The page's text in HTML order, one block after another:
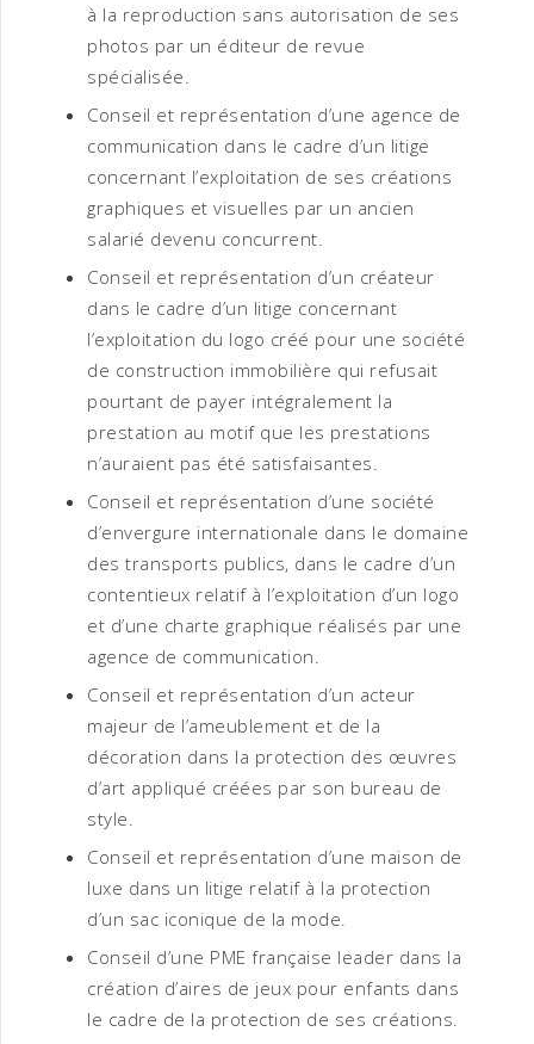
à la reproduction sans autorisation de ses
photos par un éditeur de revue
spécialisée.
Conseil et représentation d’une agence de
communication dans le cadre d’un litige
concernant l’exploitation de ses créations
graphiques et visuelles par un ancien
salarié devenu concurrent.
Conseil et représentation d’un créateur
dans le cadre d’un litige concernant
l’exploitation du logo créé pour une société
de construction immobilière qui refusait
pourtant de payer intégralement la
prestation au motif que les prestations
n’auraient pas été satisfaisantes.
Conseil et représentation d’une société
d’envergure internationale dans le domaine
des transports publics, dans le cadre d’un
contentieux relatif à l’exploitation d’un logo
et d’une charte graphique réalisés par une
agence de communication.
Conseil et représentation d’un acteur
majeur de l’ameublement et de la
décoration dans la protection des œuvres
d’art appliqué créées par son bureau de
style.
Conseil et représentation d’une maison de
luxe dans un litige relatif à la protection
d’un sac iconique de la mode.
Conseil d’une PME française leader dans la
création d’aires de jeux pour enfants dans
le cadre de la protection de ses créations.